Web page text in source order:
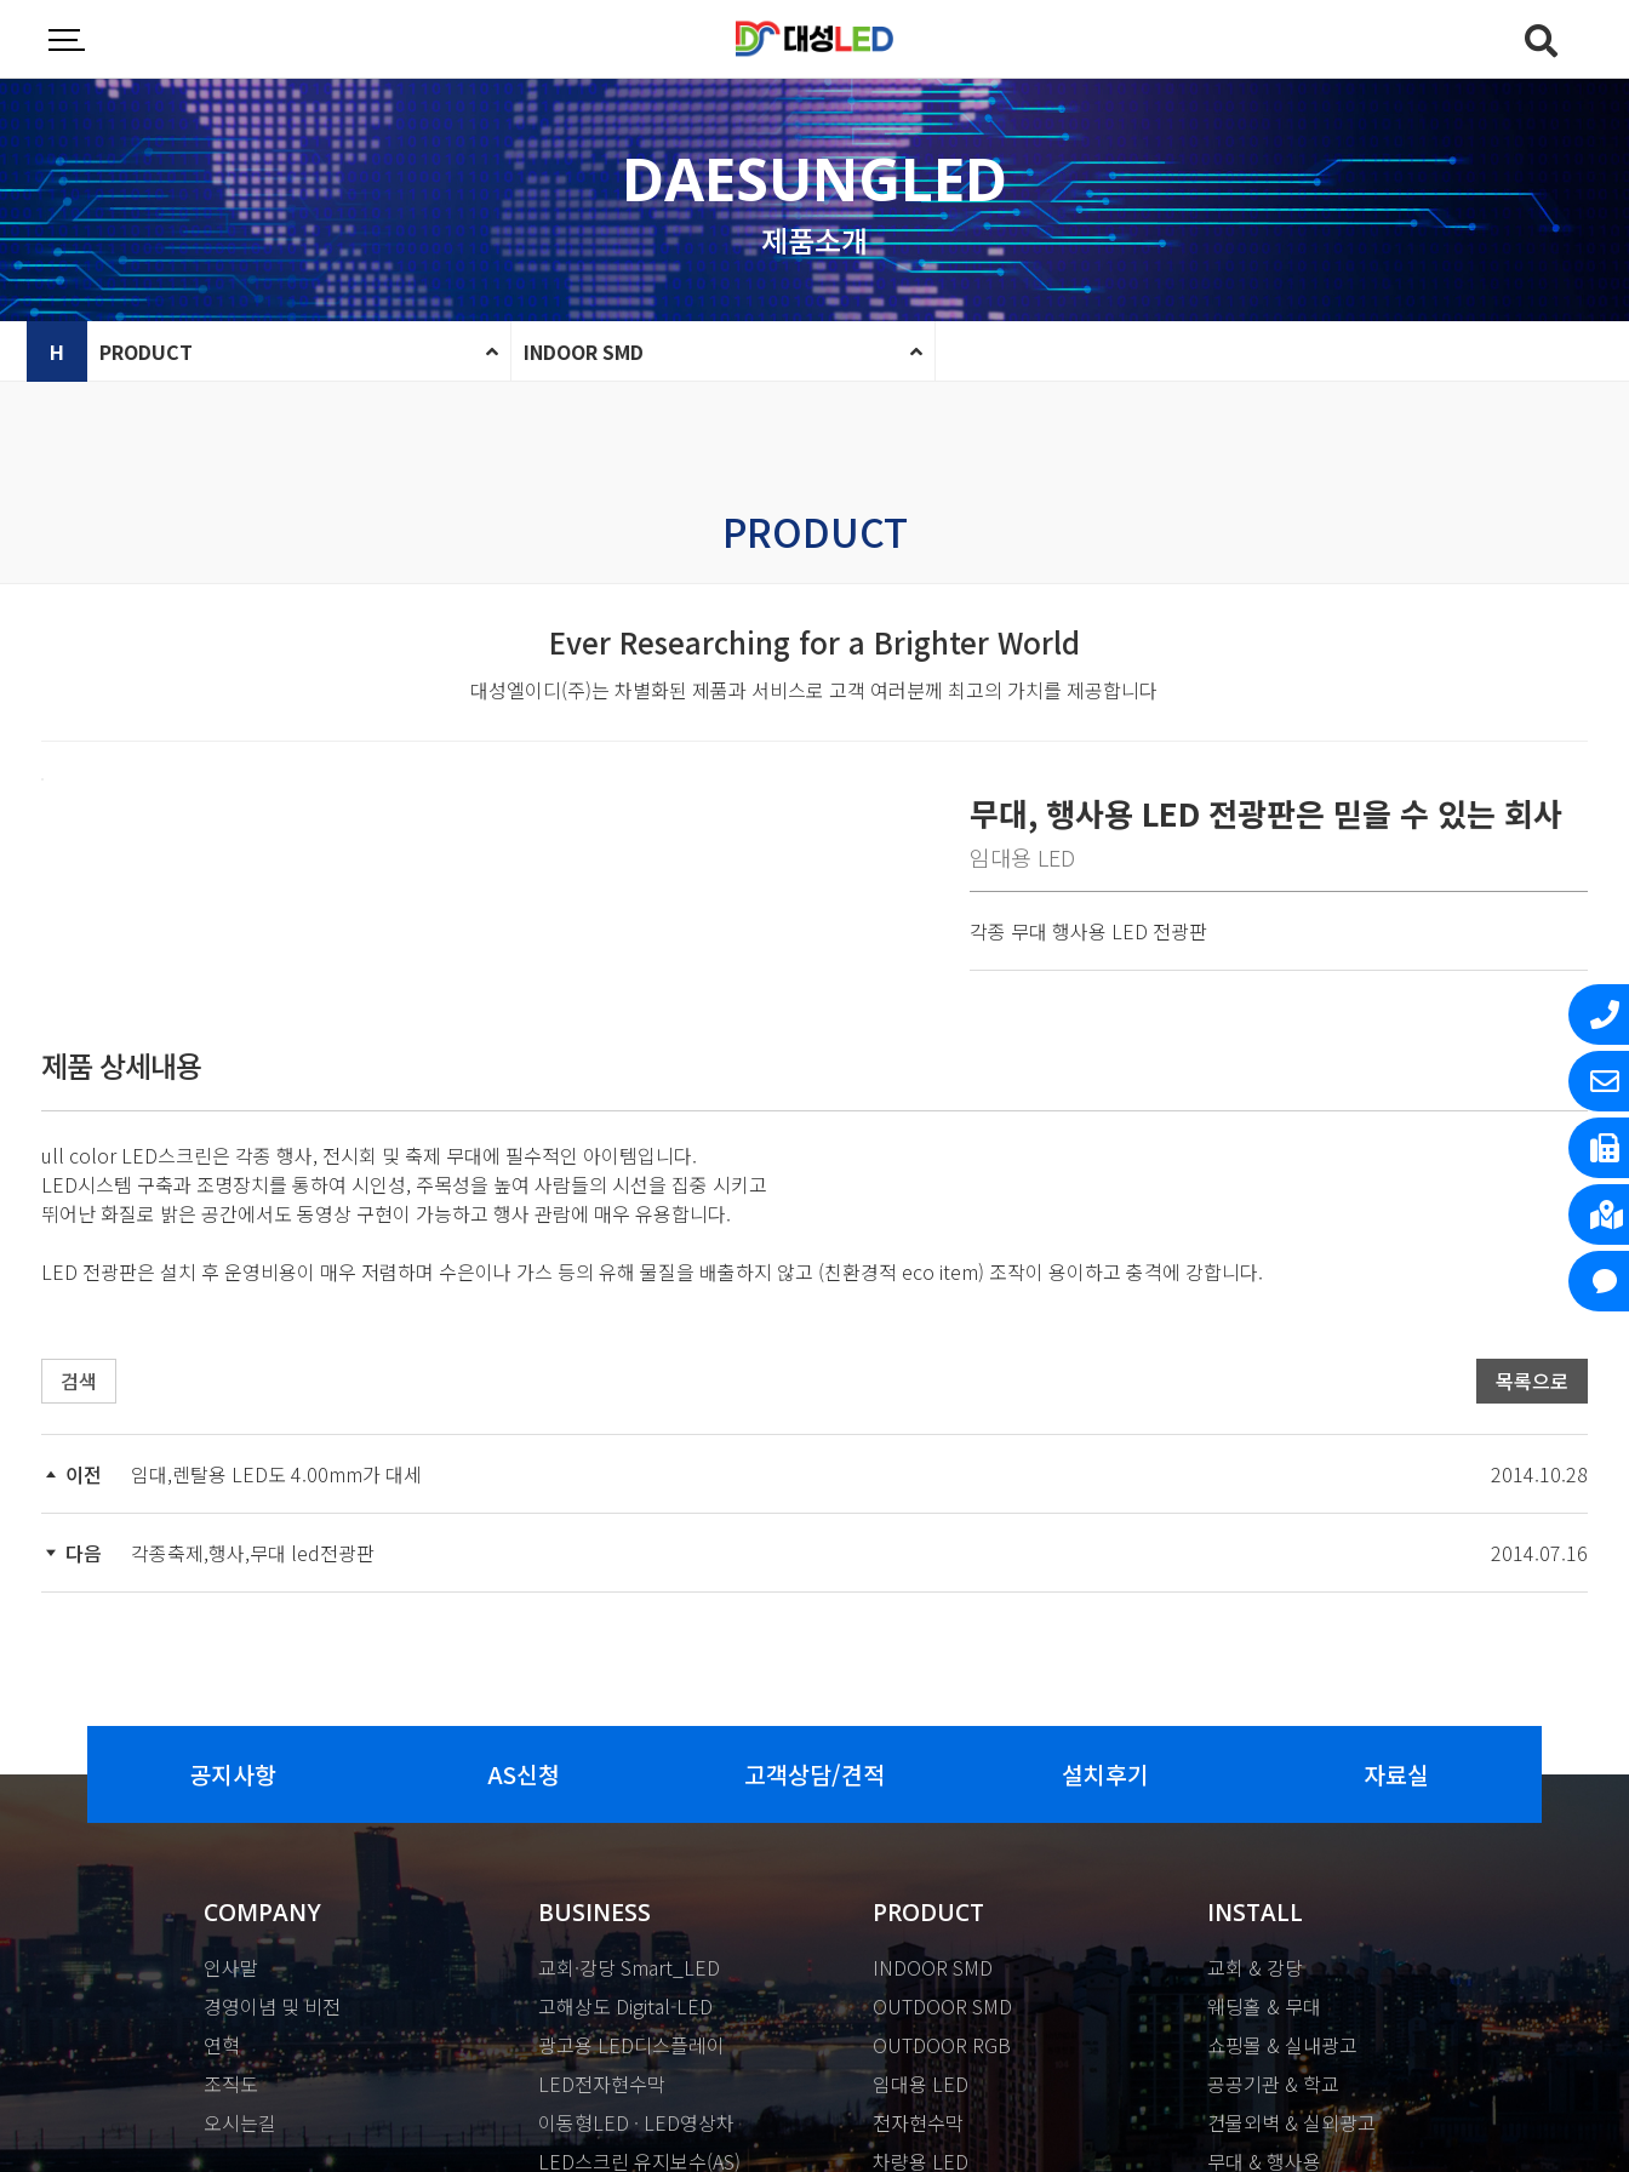
DAESUNGLED
제품소개
H PRODUCT INDOOR SMD
PRODUCT
Ever Researching for a Brighter World
대성엘이디(주)는 차별화된 제품과 서비스로고객 여러분께 최고의 가치를 제공합니다
무대, 행사용 LED 전광판은 믿을 수 있는 회사
임대용 LED
각종 무대 행사용 LED 전광판
제품 상세내용
ull color LED스크린은 각종 행사, 전시회 및 축제 무대에 필수적인 아이템입니다.
LED시스템 구축과 조명장치를 통하여 시인성, 주목성을 높여 사람들의 시선을 집중 시키고
뛰어난 화질로 밝은 공간에서도 동영상 구현이 가능하고 행사 관람에 매우 유용합니다.
LED 전광판은 설치 후 운영비용이 매우 저렴하며 수은이나 가스 등의 유해 물질을 배출하지 않고 (친환경적 eco item) 조작이 용이하고 충격에 강합니다.
검색 목록으로
이전 임대,렌탈용 LED도 4.00mm가 대세 2014.10.28
다음 각종축제,행사,무대 led전광판 2014.07.16
공지사항 AS신청 고객상담/견적 설치후기 자료실
COMPANY
인사말
경영이념 및 비전
연혁
조직도
오시는길
BUSINESS
교회·강당 Smart_LED
고해상도 Digital-LED
광고용 LED디스플레이
LED전자현수막
이동형LED · LED영상차
LED스크린 유지보수(AS)
PRODUCT
INDOOR SMD
OUTDOOR SMD
OUTDOOR RGB
임대용 LED
전자현수막
차량용 LED
INSTALL
교회 & 강당
웨딩홀 & 무대
쇼핑몰 & 실내광고
공공기관 & 학교
건물외벽 & 실외광고
무대 & 행사용